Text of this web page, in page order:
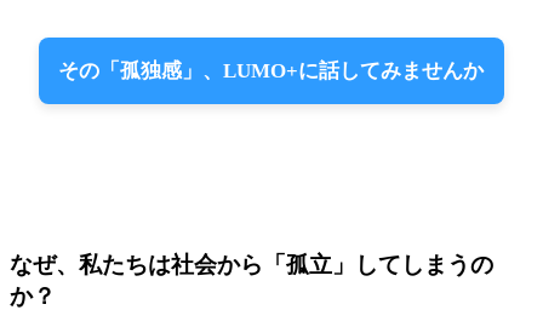
その「孤独感」、LUMO+に話してみませんか
なぜ、私たちは社会から「孤立」してしまうの
か？